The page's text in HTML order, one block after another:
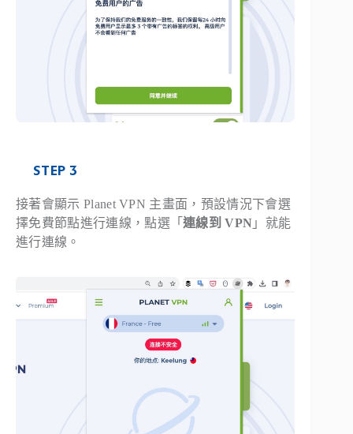
STEP 3
接著會顯示 Planet VPN 主畫面，預設情況下會選
擇免費節點進行連線，點選「連線到 VPN 」就能
進行連線。